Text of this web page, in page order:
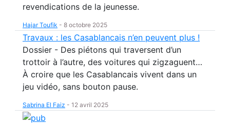
revendications de la jeunesse.
Hajar Toufik - 8 octobre 2025
Travaux : les Casablancais n’en peuvent plus !
Dossier - Des piétons qui traversent d’un
trottoir à l’autre, des voitures qui zigzaguent…
À croire que les Casablancais vivent dans un
jeu vidéo, sans bouton pause.
Sabrina El Faiz - 12 avril 2025